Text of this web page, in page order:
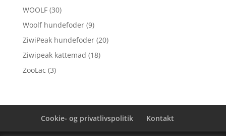
WOOLF (30)
Woolf hundefoder (9)
ZiwiPeak hundefoder (20)
Ziwipeak kattemad (18)
ZooLac (3)
Cookie- og privatlivspolitik Kontakt